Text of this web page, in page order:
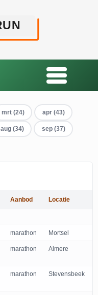
mrt (24) apr (43)
aug (34) sep (37)
Aanbod Locatie
marathon Mortsel
marathon Almere
marathon Stevensbeek